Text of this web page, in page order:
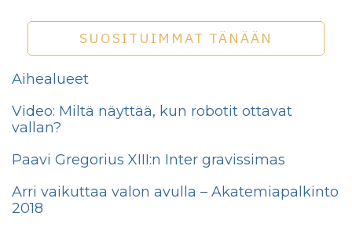
SUOSITUIMMAT TÄNÄÄN
Aihealueet
Video: Miltä näyttää, kun robotit ottavat
vallan?
Paavi Gregorius XIII:n Inter gravissimas
Arri vaikuttaa valon avulla – Akatemiapalkinto
2018